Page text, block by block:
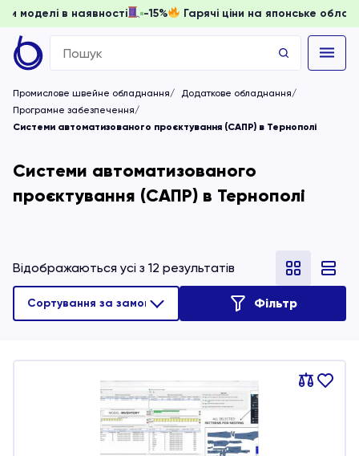
доки моделі в наявності -15% Гарячі ціни на
Search
for:
Промислове швейне обладнання
Додаткове обладнання
Програмне забезпечення
Системи автоматизованого проєктування (САПР) в Тернополі
Системи автоматизованого
проєктування (САПР) в Тернополі
Відображаються усі з 12 результатів
Фільтр
Порівняти
В